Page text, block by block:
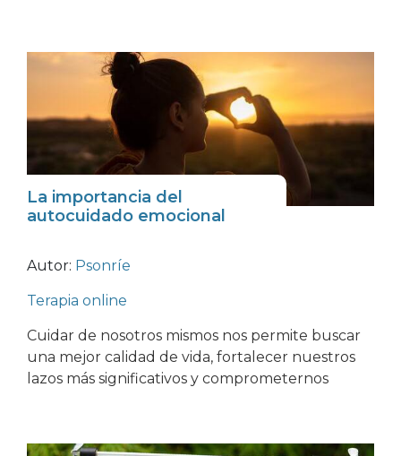
La importancia del
autocuidado emocional
Autor: Psonríe
Terapia online
Cuidar de nosotros mismos nos permite buscar
una mejor calidad de vida, fortalecer nuestros
lazos más significativos y comprometernos